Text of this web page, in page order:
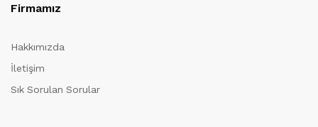
Firmamız
Hakkımızda
İletişim
Sık Sorulan Sorular